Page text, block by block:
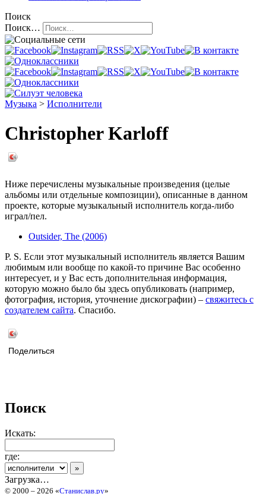
Поиск
Поиск…
Музыка > Исполнители
Christopher Karloff
Ниже перечислены музыкальные произведения (целые
альбомы или отдельные композиции), описанные в данном
проекте, которые музыкальный исполнитель когда-либо
играл/пел.
Outsider, The (2006)
P. S. Если этот музыкальный исполнитель является Вашим
любимым или вообще по какой-то причине Вас особенно
интересует, и у Вас есть дополнительная информация,
которую можно было бы здесь опубликовать (например,
фотография, история, уточнение дискографии) – свяжитесь с
создателем сайта. Спасибо.
Поделиться
Поиск
Искать:
где:
Загрузка…
© 2000 – 2026 «Станислав.ру»